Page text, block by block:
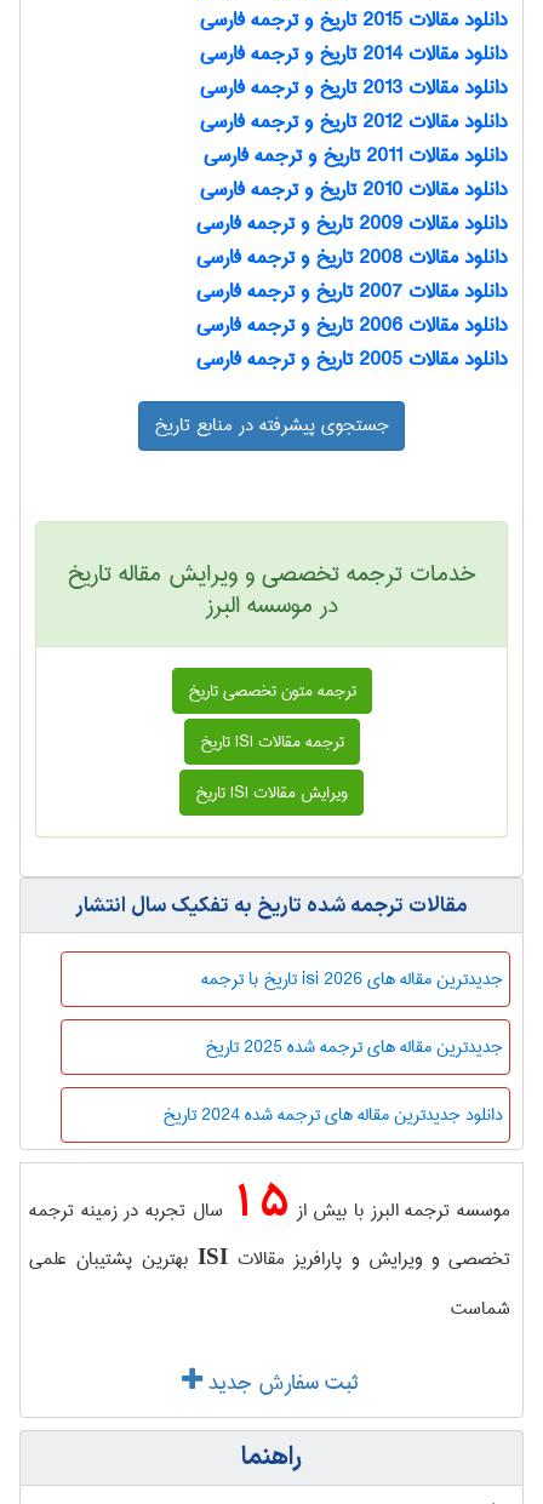
دانلود مقالات 2015 تاريخ و ترجمه فارسی
دانلود مقالات 2014 تاريخ و ترجمه فارسی
دانلود مقالات 2013 تاريخ و ترجمه فارسی
دانلود مقالات 2012 تاريخ و ترجمه فارسی
دانلود مقالات 2011 تاريخ و ترجمه فارسی
دانلود مقالات 2010 تاريخ و ترجمه فارسی
دانلود مقالات 2009 تاريخ و ترجمه فارسی
دانلود مقالات 2008 تاريخ و ترجمه فارسی
دانلود مقالات 2007 تاريخ و ترجمه فارسی
دانلود مقالات 2006 تاريخ و ترجمه فارسی
دانلود مقالات 2005 تاريخ و ترجمه فارسی
جستجوی پیشرفته در منابع تاريخ
خدمات ترجمه تخصصی و ویرایش مقاله تاريخ
در موسسه البرز
ترجمه متون تخصصی تاريخ
ترجمه مقالات ISI تاريخ
ویرایش مقالات ISI تاريخ
مقالات ترجمه شده تاريخ به تفکیک سال انتشار
جدیدترین مقاله های isi 2026 تاريخ با ترجمه
جدیدترین مقاله های ترجمه شده 2025 تاريخ
دانلود جدیدترین مقاله های ترجمه شده 2024 تاريخ
موسسه ترجمه البرز با بیش از 15 سال تجربه در زمینه ترجمه
تخصصی و ویرایش و پارافریز مقالاتISI بهترین پشتیبان علمی
شماست
ثبت سفارش جدید
راهنما